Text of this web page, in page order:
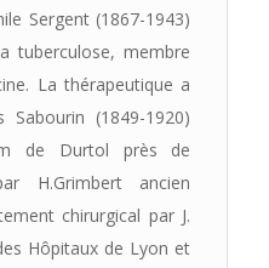
Sergent (1867-1943)
tuberculose, membre
La thérapeutique a
(1849-1920)
de Durtol près de
H.Grimbert ancien
chirurgical par J.
Hôpitaux de Lyon et